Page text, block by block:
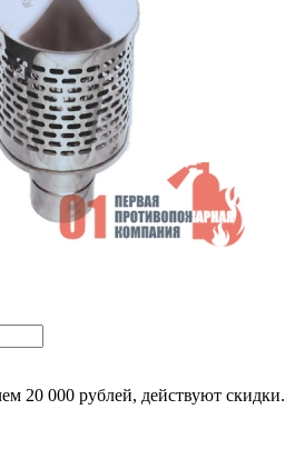
20 000 рублей, действуют скидки.